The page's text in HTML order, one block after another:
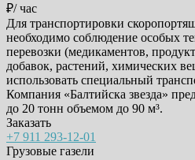
₽/ час
Для транспортировки
необходимо соблюдение особых
перевозки (медикаментов,
добавок, растений, химических
использовать специальный
Компания «Балтийска звезда»
до 20 тонн объемом до 90 м³.
Заказать
+7 911 293-12-01
Грузовые газели